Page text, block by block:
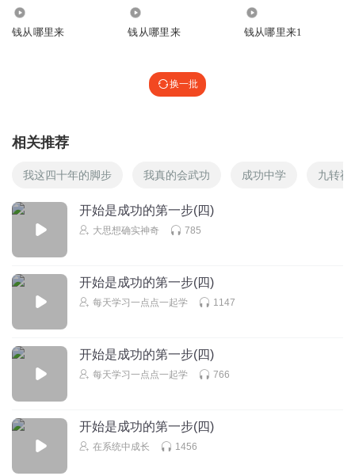
钱从哪里来 钱从哪里来 钱从哪里来1
换一批
相关推荐
我这四十年的脚步 我真的会武功 成功中学 九转神
开始是成功的第一步(四)
大思想确实神奇 785
开始是成功的第一步(四)
每天学习一点点一起学 1147
开始是成功的第一步(四)
每天学习一点点一起学 766
开始是成功的第一步(四)
在系统中成长 1456